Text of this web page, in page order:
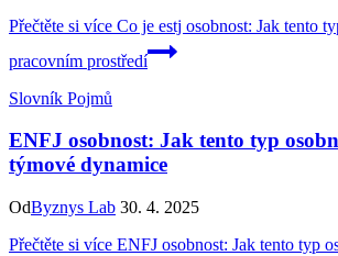
Přečtěte si více Co je estj osobnost: Jak tento
pracovním prostředí
Slovník Pojmů
ENFJ osobnost: Jak tento typ
týmové dynamice
OdByznys Lab 30. 4. 2025
Přečtěte si více ENFJ osobnost: Jak tento typ